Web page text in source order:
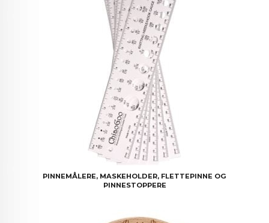
PINNEMÅLERE, MASKEHOLDER, FLETTEPINNE OG
PINNESTOPPERE